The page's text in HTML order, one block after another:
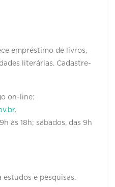
empréstimo de livros,
literárias. Cadastre-
on-line:
.
às 18h; sábados, das 9h
e pesquisas.